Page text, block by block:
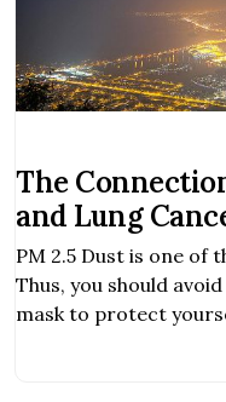
The
and Lung
PM 2.5 Dust is one of
Thus, you should
mask to protect